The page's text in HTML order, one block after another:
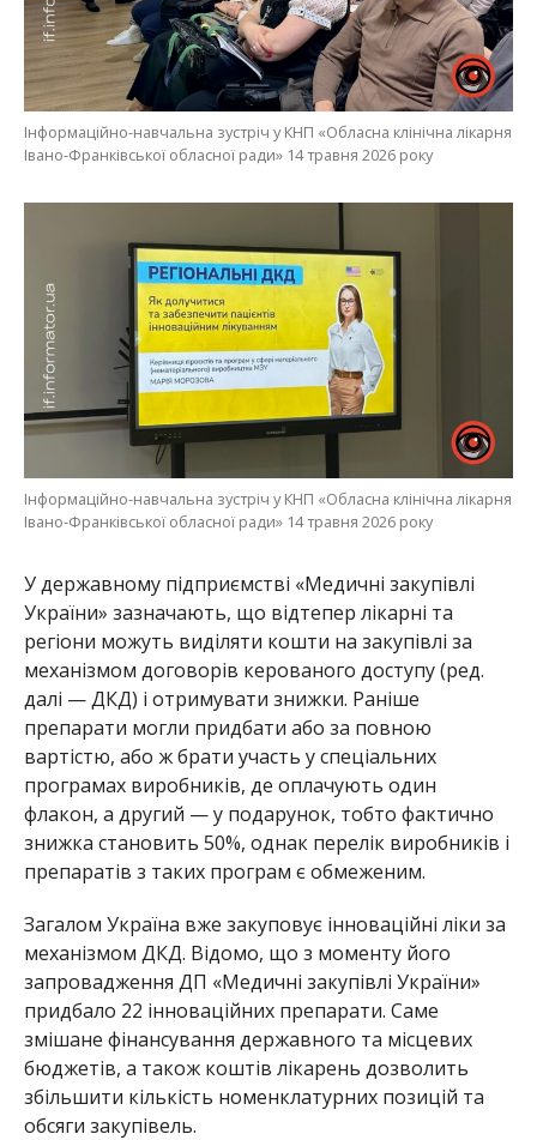
Інформаційно-навчальна зустріч у КНП «Обласна клінічна лікарня
Івано-Франківської обласної ради» 14 травня 2026 року
Інформаційно-навчальна зустріч у КНП «Обласна клінічна лікарня
Івано-Франківської обласної ради» 14 травня 2026 року
У державному підприємстві «Медичні закупівлі
України» зазначають, що відтепер лікарні та
регіони можуть виділяти кошти на закупівлі за
механізмом договорів керованого доступу (ред.
далі — ДКД) і отримувати знижки. Раніше
препарати могли придбати або за повною
вартістю, або ж брати участь у спеціальних
програмах виробників, де оплачують один
флакон, а другий — у подарунок, тобто фактично
знижка становить 50%, однак перелік виробників і
препаратів з таких програм є обмеженим.
Загалом Україна вже закуповує інноваційні ліки за
механізмом ДКД. Відомо, що з моменту його
запровадження ДП «Медичні закупівлі України»
придбало 22 інноваційних препарати. Саме
змішане фінансування державного та місцевих
бюджетів, а також коштів лікарень дозволить
збільшити кількість номенклатурних позицій та
обсяги закупівель.